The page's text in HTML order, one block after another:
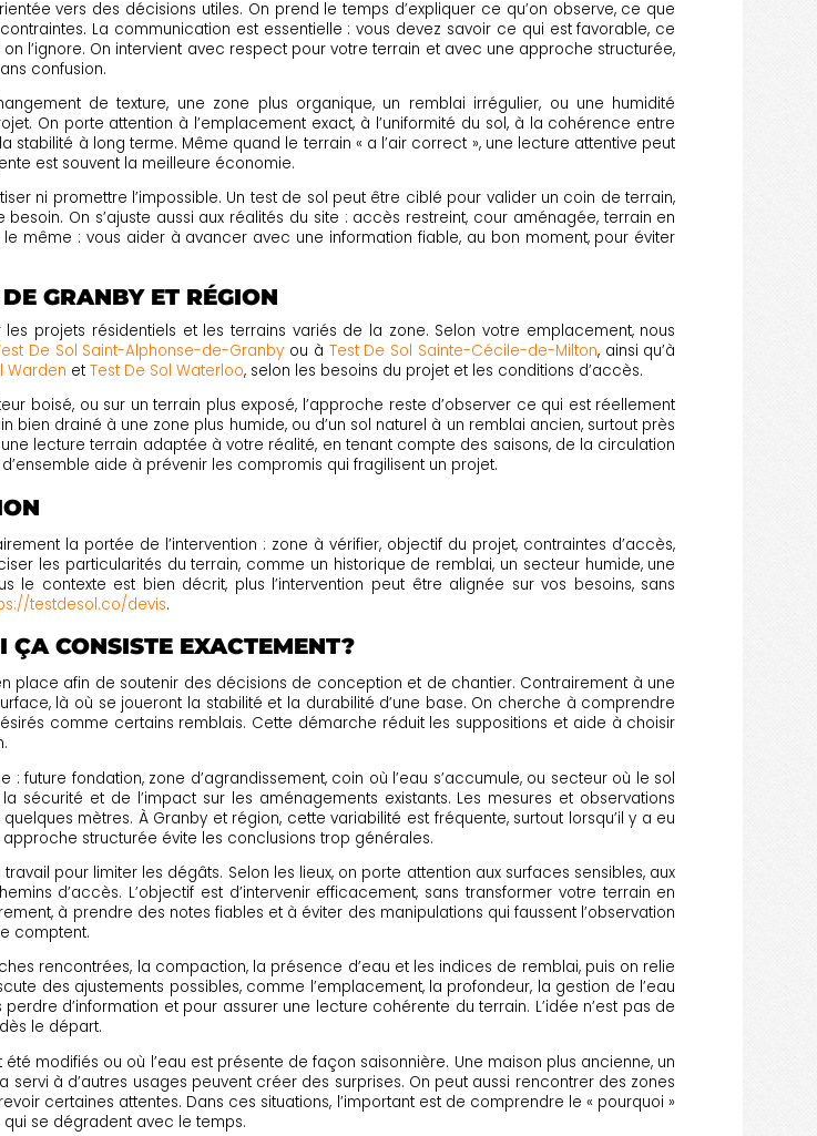
vers des décisions utiles. On prend le temps d’expliquer ce qu’on observe, ce que
La communication est essentielle : vous devez savoir ce qui est favorable, ce
l’ignore. On intervient avec respect pour votre terrain et avec une approche structurée,
confusion.
de texture, une zone plus organique, un remblai irrégulier, ou une humidité
On porte attention à l’emplacement exact, à l’uniformité du sol, à la cohérence entre
à long terme. Même quand le terrain « a l’air correct », une lecture attentive peut
est souvent la meilleure économie.
ni promettre l’impossible. Un test de sol peut être ciblé pour valider un coin de terrain,
On s’ajuste aussi aux réalités du site : accès restreint, cour aménagée, terrain en
même : vous aider à avancer avec une information fiable, au bon moment, pour éviter
GRANBY ET RÉGION
projets résidentiels et les terrains variés de la zone. Selon votre emplacement, nous
De Sol Saint-Alphonse-de-Granby ou à Test De Sol Sainte-Cécile-de-Milton, ainsi qu’à
Warden et Test De Sol Waterloo, selon les besoins du projet et les conditions d’accès.
boisé, ou sur un terrain plus exposé, l’approche reste d’observer ce qui est réellement
bien drainé à une zone plus humide, ou d’un sol naturel à un remblai ancien, surtout près
lecture terrain adaptée à votre réalité, en tenant compte des saisons, de la circulation
aide à prévenir les compromis qui fragilisent un projet.
la portée de l’intervention : zone à vérifier, objectif du projet, contraintes d’accès,
les particularités du terrain, comme un historique de remblai, un secteur humide, une
le contexte est bien décrit, plus l’intervention peut être alignée sur vos besoins, sans
testdesol.co/devis.
ÇA CONSISTE EXACTEMENT?
place afin de soutenir des décisions de conception et de chantier. Contrairement à une
là où se joueront la stabilité et la durabilité d’une base. On cherche à comprendre
comme certains remblais. Cette démarche réduit les suppositions et aide à choisir
future fondation, zone d’agrandissement, coin où l’eau s’accumule, ou secteur où le sol
et de l’impact sur les aménagements existants. Les mesures et observations
mètres. À Granby et région, cette variabilité est fréquente, surtout lorsqu’il y a eu
structurée évite les conclusions trop générales.
pour limiter les dégâts. Selon les lieux, on porte attention aux surfaces sensibles, aux
d’accès. L’objectif est d’intervenir efficacement, sans transformer votre terrain en
à prendre des notes fiables et à éviter des manipulations qui faussent l’observation
comptent.
rencontrées, la compaction, la présence d’eau et les indices de remblai, puis on relie
des ajustements possibles, comme l’emplacement, la profondeur, la gestion de l’eau
d’information et pour assurer une lecture cohérente du terrain. L’idée n’est pas de
le départ.
modifiés ou où l’eau est présente de façon saisonnière. Une maison plus ancienne, un
à d’autres usages peuvent créer des surprises. On peut aussi rencontrer des zones
certaines attentes. Dans ces situations, l’important est de comprendre le « pourquoi »
se dégradent avec le temps.